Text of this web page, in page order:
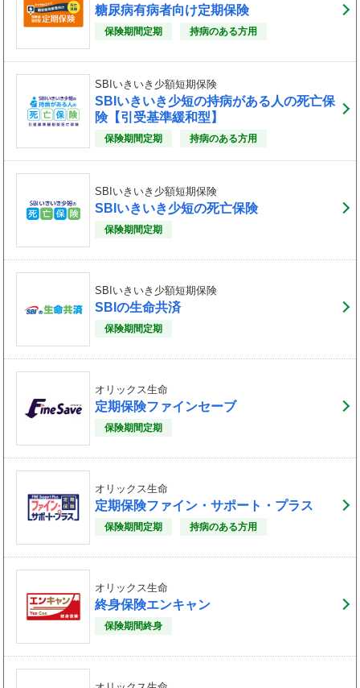
糖尿病有病者向け定期保険
保険期間定期 持病のある方用
SBIいきいき少額短期保険
SBIいきいき少短の持病がある人の死亡保
険【引受基準緩和型】
保険期間定期 持病のある方用
SBIいきいき少額短期保険
SBIいきいき少短の死亡保険
保険期間定期
SBIいきいき少額短期保険
SBIの生命共済
保険期間定期
オリックス生命
定期保険ファインセーブ
保険期間定期
オリックス生命
定期保険ファイン・サポート・プラス
保険期間定期 持病のある方用
オリックス生命
終身保険エンキャン
保険期間終身